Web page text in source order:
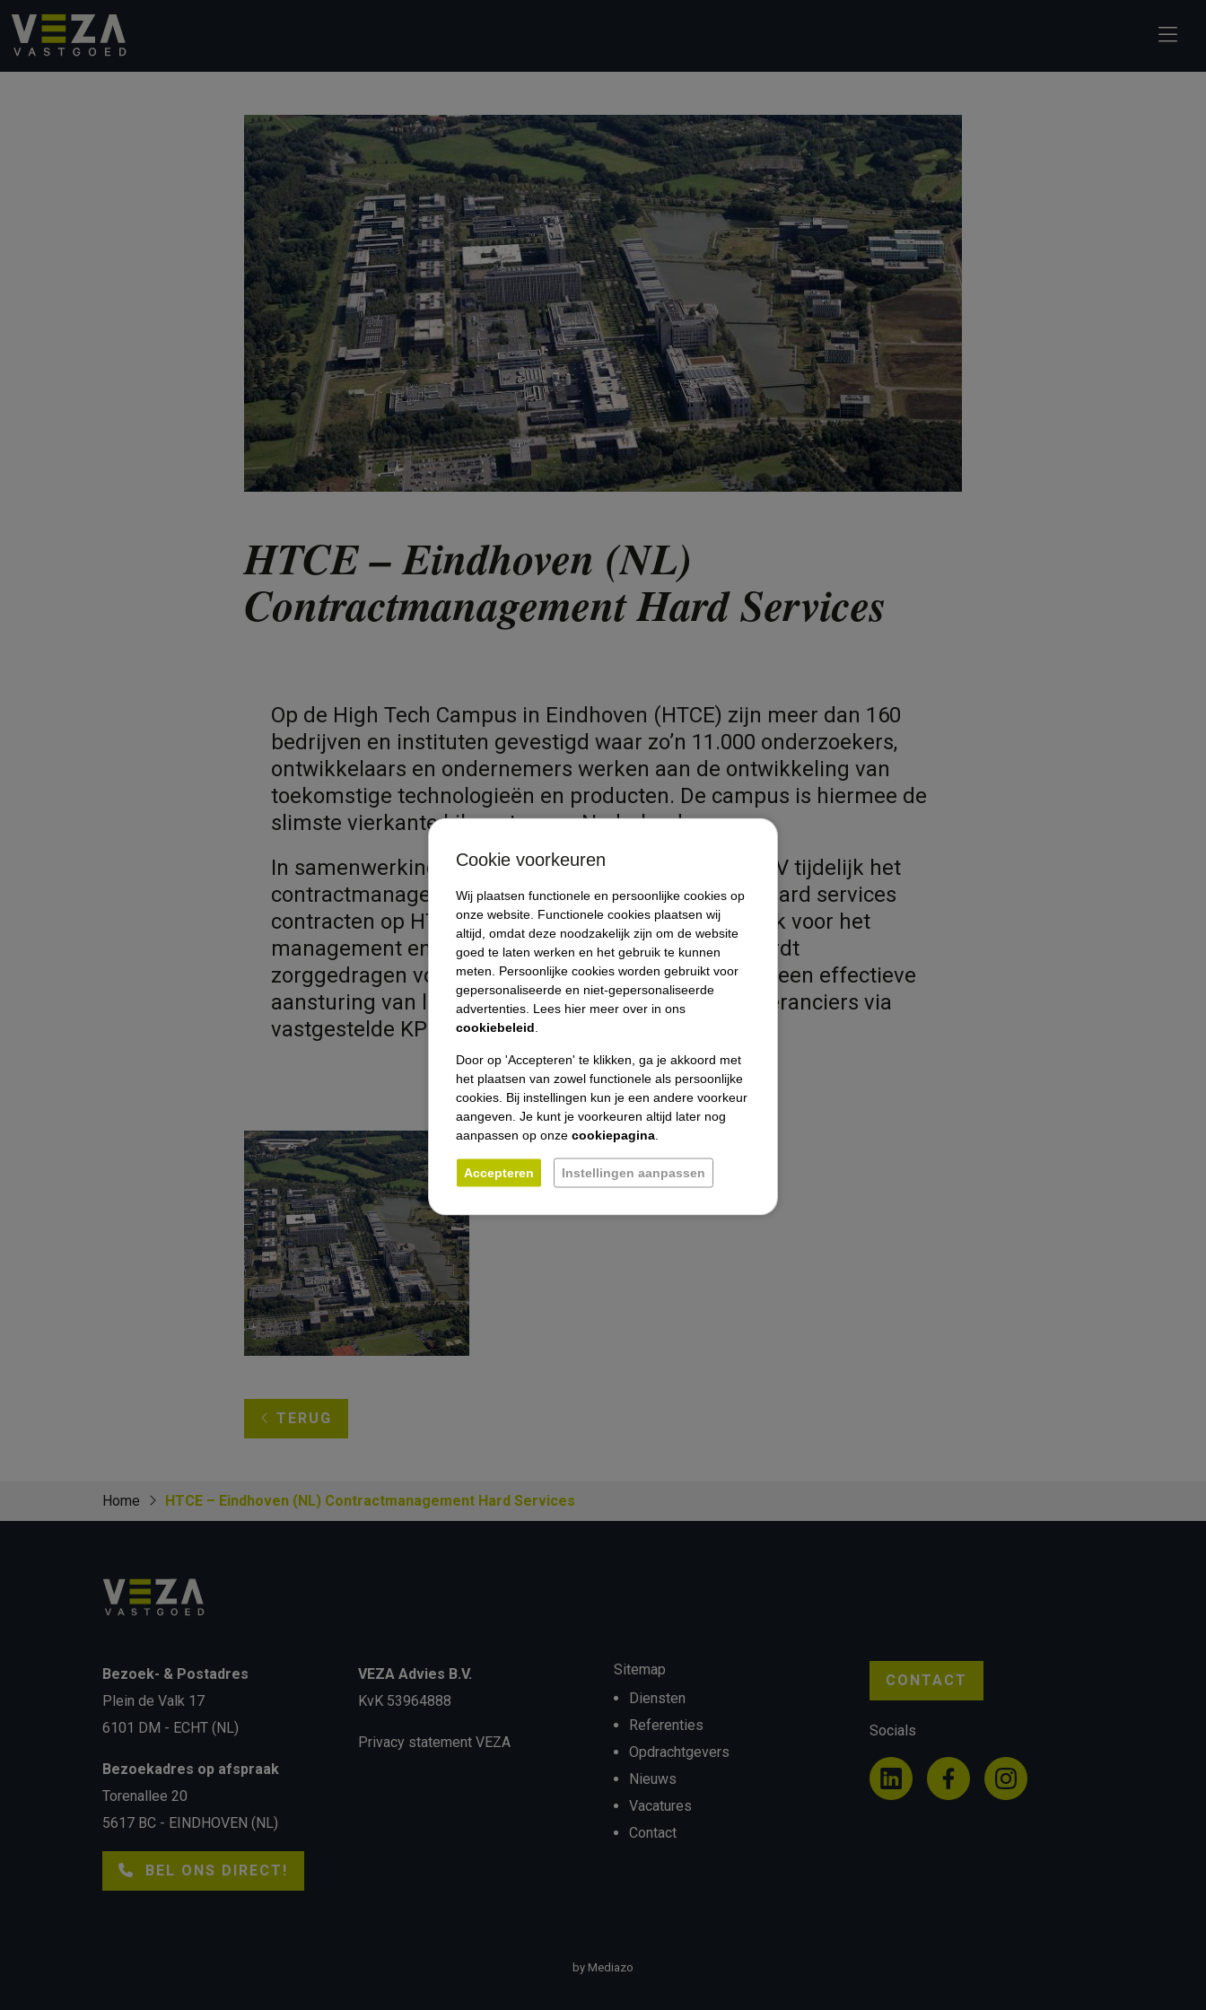
HTCE – Eindhoven (NL)
Contractmanagement Hard Services
Op de High Tech Campus in Eindhoven (HTCE) zijn meer dan 160
bedrijven en instituten gevestigd waar zo’n 11.000 onderzoekers,
ontwikkelaars en ondernemers werken aan de ontwikkeling van
toekomstige technologieën en producten. De campus is hiermee de
slimste vierkante kilometer van Nederland.
In samenwerking met KIEN FM voert VEZA Advies BV tijdelijk het
contractmanagement uit voor een gedeelte van de hard services
contracten op HTCE. Hierbij is VEZA verantwoordelijk voor het
management en beheer van deze contracten. Er wordt
zorggedragen voor een optimale klanttevredenheid, een effectieve
aansturing van leveranciers, de beoordeling van leveranciers via
vastgestelde KPI’s en de financiële bewaking.
TERUG
Home HTCE – Eindhoven (NL) Contractmanagement Hard Services
Bezoek- & Postadres
Plein de Valk 17
6101 DM - ECHT (NL)
Bezoekadres op afspraak
Torenallee 20
5617 BC - EINDHOVEN (NL)
BEL ONS DIRECT!
VEZA Advies B.V.
KvK 53964888
Privacy statement VEZA
Sitemap
Diensten
Referenties
Opdrachtgevers
Nieuws
Vacatures
Contact
CONTACT
Socials
by Mediazo
Cookie voorkeuren
Wij plaatsen functionele en persoonlijke cookies op
onze website. Functionele cookies plaatsen wij
altijd, omdat deze noodzakelijk zijn om de website
goed te laten werken en het gebruik te kunnen
meten. Persoonlijke cookies worden gebruikt voor
gepersonaliseerde en niet-gepersonaliseerde
advertenties. Lees hier meer over in ons
cookiebeleid
Door op 'Accepteren' te klikken, ga je akkoord met
het plaatsen van zowel functionele als persoonlijke
cookies. Bij instellingen kun je een andere voorkeur
aangeven. Je kunt je voorkeuren altijd later nog
aanpassen op onze cookiepagina
Accepteren Instellingen aanpassen
Diensten
Referenties / projecten
Opdrachtgevers
Nieuws
Contact